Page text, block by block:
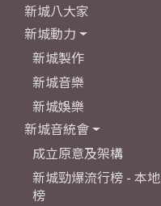
新城八大家
新城動力
新城製作
新城音樂
新城娛樂
新城音統會
成立原意及架構
新城勁爆流行榜 - 本地
榜